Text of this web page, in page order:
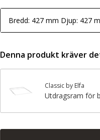
Bredd: 427 mm Djup: 427
Denna produkt kräver
Classic by Elfa
Utdragsram för